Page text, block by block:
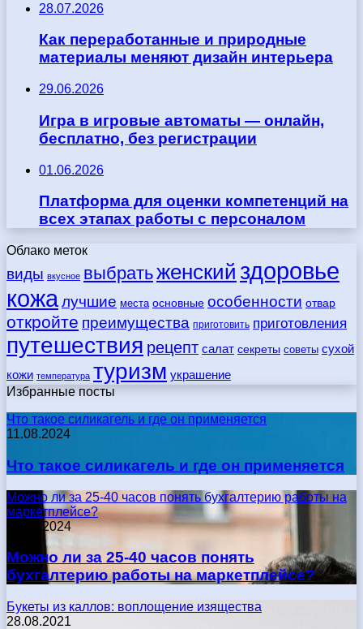
28.07.2026
Как переработанные и природные
материалы меняют дизайн интерьера
29.06.2026
Игра в игровые автоматы — онлайн,
бесплатно, без регистрации
01.06.2026
Платформа для оценки компетенций на
всех этапах работы с персоналом
Облако меток
виды вкусное выбратьженский здоровье
кожалучшие места основные особенности отвар
откройте преимущества приготовить приготовления
путешествия рецепт салат секреты советы сухой
кожи температура туризм украшение
Избранные посты
Что такое силикагель и где он применяется
11.08.2024
Что такое силикагель и где он применяется
Можно ли за 25-40 часов понять бухгалтерию работы на
маркетплейсе?
17.05.2024
Можно ли за 25-40 часов понять
бухгалтерию работы на маркетплейсе?
Букеты из каллов: воплощение изящества
28.08.2021